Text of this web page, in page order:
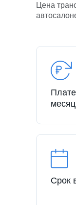
Цена
месяц
Срок